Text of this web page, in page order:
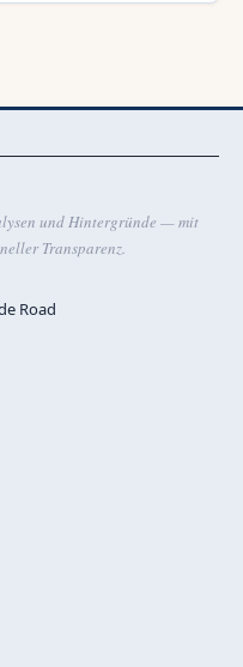
und Hintergründe — mit
Transparenz.
Road